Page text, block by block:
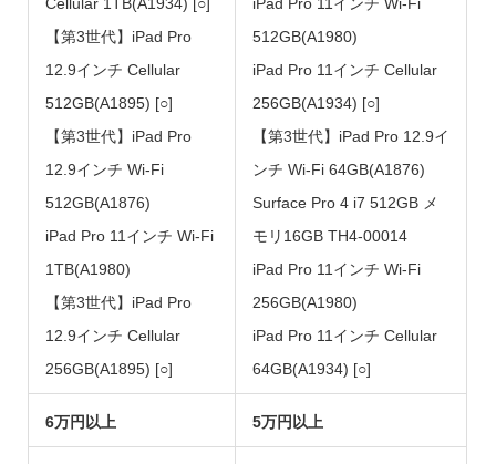
【第3世代】iPad Pro
12.9インチ Cellular
512GB(A1895) [○]
【第3世代】iPad Pro
12.9インチ Wi-Fi
512GB(A1876)
iPad Pro 11インチ Wi-Fi
1TB(A1980)
【第3世代】iPad Pro
12.9インチ Cellular
256GB(A1895) [○]
512GB(A1980)
iPad Pro 11インチ Cellular
256GB(A1934) [○]
【第3世代】iPad Pro 12.9イ
ンチ Wi-Fi 64GB(A1876)
Surface Pro 4 i7 512GB メ
モリ16GB TH4-00014
iPad Pro 11インチ Wi-Fi
256GB(A1980)
iPad Pro 11インチ Cellular
64GB(A1934) [○]
6万円以上 5万円以上